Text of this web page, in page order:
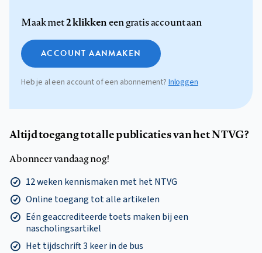
Maak met2 klikkeneen gratis account aan
ACCOUNT AANMAKEN
Heb je al een account of een abonnement? Inloggen
Altijd toegang tot alle publicaties van het NTVG?
Abonneer vandaag nog!
12 weken kennismaken met het NTVG
Online toegang tot alle artikelen
Eén geaccrediteerde toets maken bij een
nascholingsartikel
Het tijdschrift 3 keer in de bus